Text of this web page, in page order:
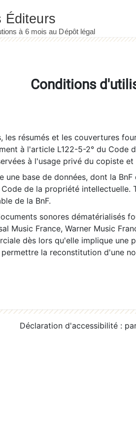
Conditions
les résumés et les couvertures
à l'article L122-5-2° du Code
à l'usage privé du copiste
une base de données, dont la
de la propriété intellectuelle.
de la BnF.
sonores dématérialisés
Music France, Warner Music
dès lors qu'elle implique une
la reconstitution d'une
Déclaration d'accessibilité :